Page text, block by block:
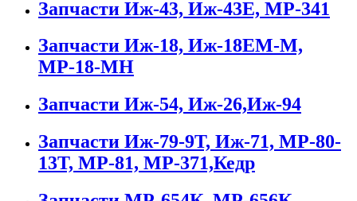
Запчасти Иж-43, Иж-43Е, МР-341
Запчасти Иж-18, Иж-18ЕМ-М,
МР-18-МН
Запчасти Иж-54, Иж-26,Иж-94
Запчасти Иж-79-9Т, Иж-71, МР-80-
13Т, МР-81, МР-371,Кедр